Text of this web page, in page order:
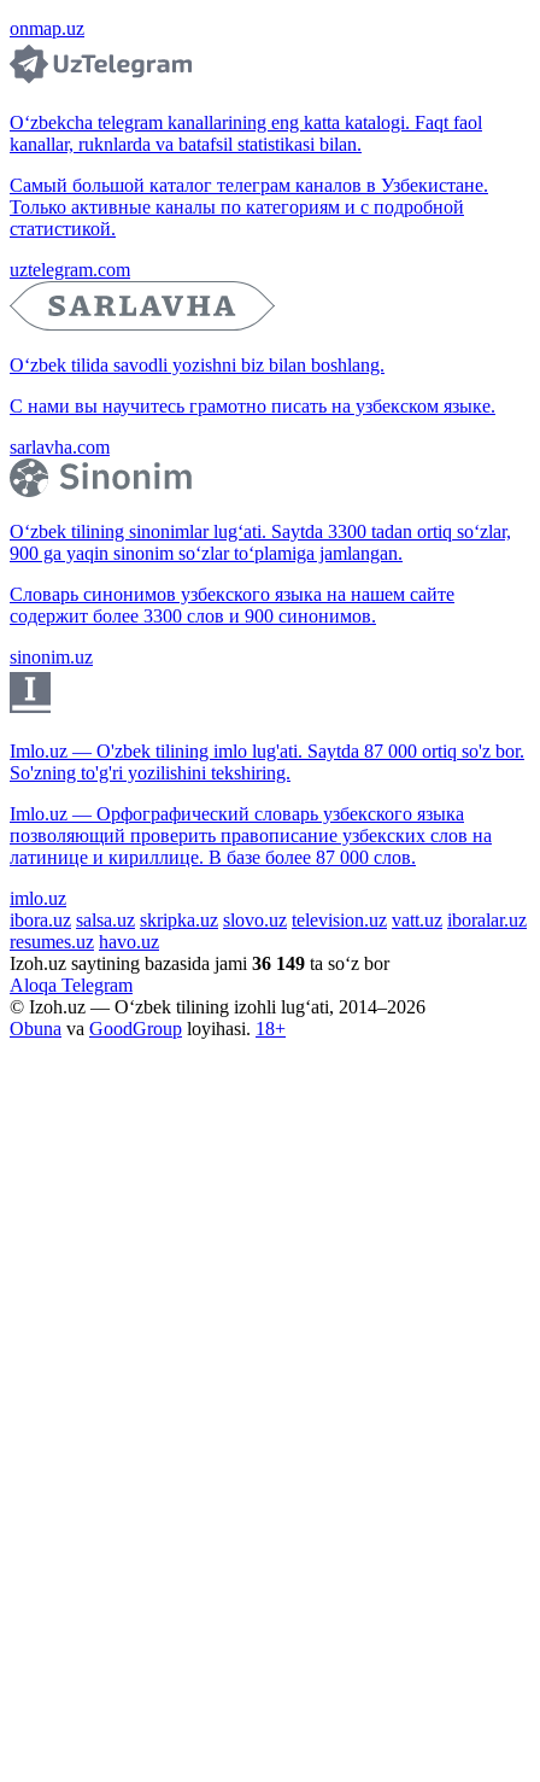
onmap.uz
O‘zbekcha telegram kanallarining eng katta katalogi. Faqt faol
kanallar, ruknlarda va batafsil statistikasi bilan.
Самый большой каталог телеграм каналов в Узбекистане.
Только активные каналы по категориям и с подробной
статистикой.
uztelegram.com
O‘zbek tilida savodli yozishni biz bilan boshlang.
С нами вы научитесь грамотно писать на узбекском языке.
sarlavha.com
O‘zbek tilining sinonimlar lug‘ati. Saytda 3300 tadan ortiq so‘zlar,
900 ga yaqin sinonim so‘zlar to‘plamiga jamlangan.
Словарь синонимов узбекского языка на нашем сайте
содержит более 3300 слов и 900 синонимов.
sinonim.uz
Imlo.uz — O'zbek tilining imlo lug'ati. Saytda 87 000 ortiq so'z bor.
So'zning to'g'ri yozilishini tekshiring.
Imlo.uz — Орфографический словарь узбекского языка
позволяющий проверить правописание узбекских слов на
латинице и кириллице. В базе более 87 000 слов.
imlo.uz
ibora.uz salsa.uz skripka.uz slovo.uz television.uz vatt.uz iboralar.uz
resumes.uz havo.uz
Izoh.uz saytining bazasida jami 36 149 ta so‘z bor
Aloqa Telegram
© Izoh.uz — O‘zbek tilining izohli lug‘ati, 2014–2026
Obuna va GoodGroup loyihasi. 18+